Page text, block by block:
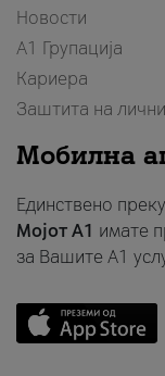
Новости
А1 Групација
Кариера
Заштита на
Мобилна
Единствено
Мојот A1 имате
за Вашите A1